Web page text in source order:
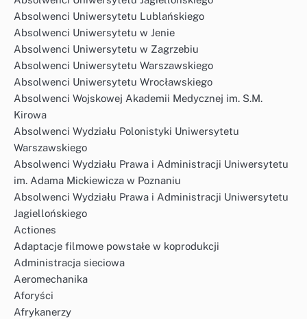
Absolwenci Uniwersytetu Lublańskiego
Absolwenci Uniwersytetu w Jenie
Absolwenci Uniwersytetu w Zagrzebiu
Absolwenci Uniwersytetu Warszawskiego
Absolwenci Uniwersytetu Wrocławskiego
Absolwenci Wojskowej Akademii Medycznej im. S.M.
Kirowa
Absolwenci Wydziału Polonistyki Uniwersytetu
Warszawskiego
Absolwenci Wydziału Prawa i Administracji Uniwersytetu
im. Adama Mickiewicza w Poznaniu
Absolwenci Wydziału Prawa i Administracji Uniwersytetu
Jagiellońskiego
Actiones
Adaptacje filmowe powstałe w koprodukcji
Administracja sieciowa
Aeromechanika
Aforyści
Afrykanerzy